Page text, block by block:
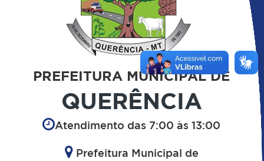
PREFEITURA MUNICIPAL DE
QUERÊNCIA
Atendimento das 7:00 às 13:00
Prefeitura Municipal de